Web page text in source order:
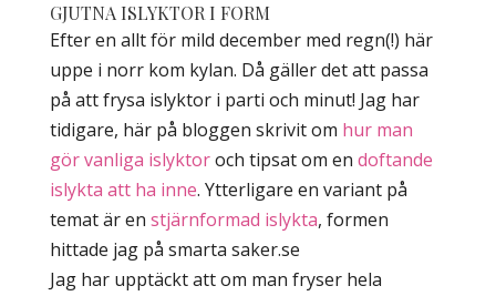
GJUTNA ISLYKTOR I FORM
Efter en allt för mild december med regn(!) här
uppe i norr kom kylan. Då gäller det att passa
på att frysa islyktor i parti och minut! Jag har
tidigare, här på bloggen skrivit om hur man
gör vanliga islyktoroch tipsat om en doftande
islykta att ha inne. Ytterligare en variant på
temat är en stjärnformad islykta, formen
hittade jag på smarta saker.se
Jag har upptäckt att om man fryser hela